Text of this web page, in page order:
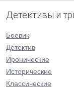
Детективы и
Боевик
Детектив
Иронические
Исторические
Классические